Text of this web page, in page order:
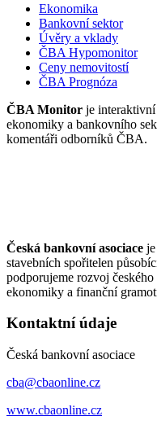
Ekonomika
Bankovní sektor
Úvěry a vklady
ČBA Hypomonitor
Ceny nemovitostí
ČBA Prognóza
ČBA Monitor je
ekonomiky a bankovního
komentáři odborníků ČBA.
Česká bankovní asociace
stavebních spořitelen
podporujeme rozvoj
ekonomiky a finanční
Kontaktní údaje
Česká bankovní asociace
cba@cbaonline.cz
www.cbaonline.cz